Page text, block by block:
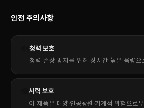
안전 주의사항
청력 보호
청력 손상 방지를 위해 장시간 높은 음량으
시력 보호
이 제품은 태양·인공광원·기계적 위험으로